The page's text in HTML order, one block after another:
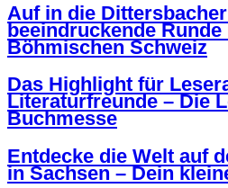
Auf in die
beeindruckende Runde
Böhmischen Schweiz
Das Highlight für
Literaturfreunde – Die
Buchmesse
Entdecke die Welt auf
in Sachsen – Dein